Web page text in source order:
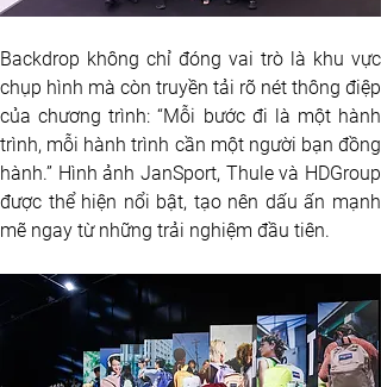
Backdrop không chỉ đóng vai trò là khu vực
chụp hình mà còn truyền tải rõ nét thông điệp
của chương trình: “Mỗi bước đi là một hành
trình, mỗi hành trình cần một người bạn đồng
hành.” Hình ảnh JanSport, Thule và HDGroup
được thể hiện nổi bật, tạo nên dấu ấn mạnh
mẽ ngay từ những trải nghiệm đầu tiên.